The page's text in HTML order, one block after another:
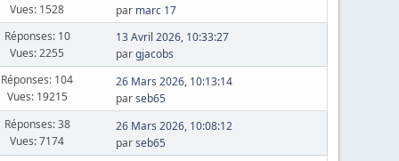
Vues: 1528
par marc 17
Réponses: 10
Vues: 2255
13 Avril 2026, 10:33:27
pargjacobs
Réponses: 104
Vues: 19215
26 Mars 2026, 10:13:14
parseb65
Réponses: 38
Vues: 7174
26 Mars 2026, 10:08:12
parseb65